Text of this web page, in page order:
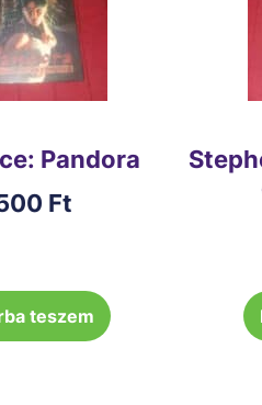
Pandora
Ft
teszem